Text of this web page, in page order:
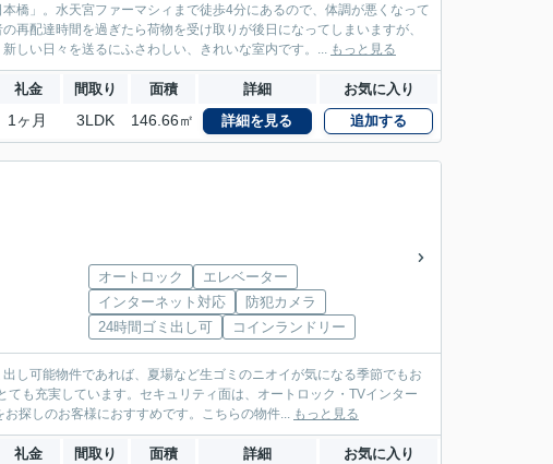
橋」。水天宮ファーマシィまで徒歩4分にあるので、体調が悪くなって
再配達時間を過ぎたら荷物を受け取りが後日になってしまいますが、
しい日々を送るにふさわしい、きれいな室内です。... もっと見る
礼金 間取り 面積 詳細 お気に入り
1ヶ月 3LDK 146.66㎡ 詳細を見る 追加する
オートロック
エレベーター
インターネット対応
防犯カメラ
24時間ゴミ出し可
コインランドリー
し可能物件であれば、夏場など生ゴミのニオイが気になる季節でもお
も充実しています。セキュリティ面は、オートロック・TVインター
探しのお客様におすすめです。こちらの物件... もっと見る
礼金 間取り 面積 詳細 お気に入り